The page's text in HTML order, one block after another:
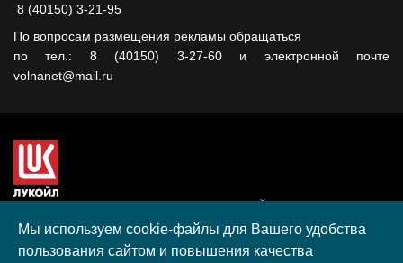
8 (40150) 3-21-95
По вопросам размещения рекламы обращаться
по тел.: 8 (40150) 3-27-60 и электронной почте
volnanet@mail.ru
гранта, полученного в рамках XIII Конкурса социальных и
культурных проектов ПАО "ЛУКОЙЛ" на территории
Мы используем cookie-файлы для Вашего удобства
пользования сайтом и повышения качества